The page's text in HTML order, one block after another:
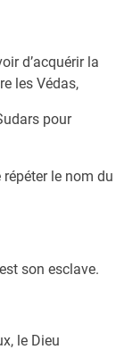
d’acquérir la
les Védas,
pour
le nom du
son esclave.
le Dieu